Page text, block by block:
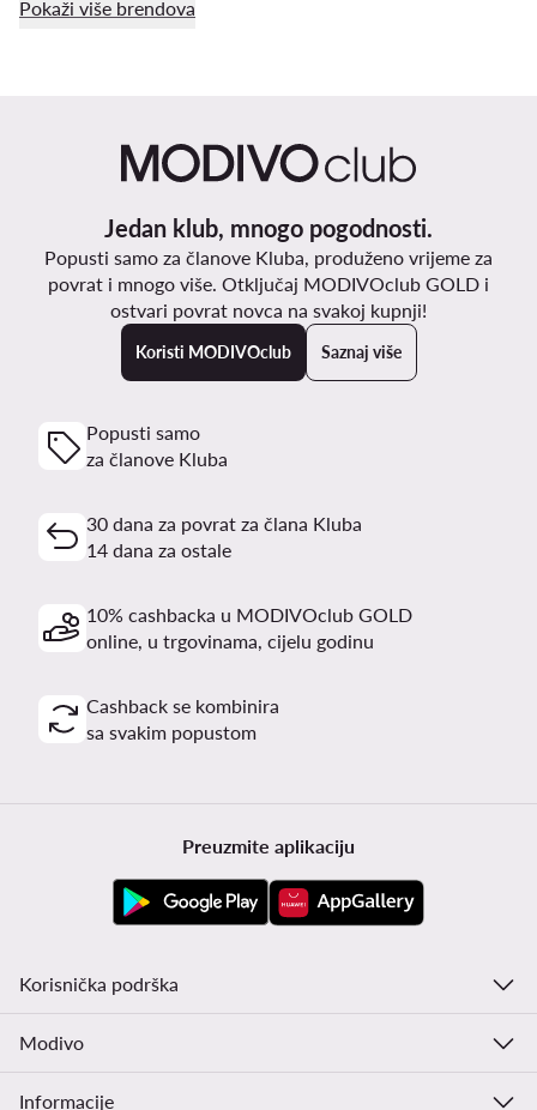
Pokaži više brendova
Jedan klub, mnogo pogodnosti.
Popusti samo za članove Kluba, produženo vrijeme za
povrat i mnogo više. Otključaj MODIVOclub GOLD i
ostvari povrat novca na svakoj kupnji!
Koristi MODIVOclub Saznaj više
Popusti samo
za članove Kluba
30 dana za povrat za člana Kluba
14 dana za ostale
10% cashbacka u MODIVOclub GOLD
online, u trgovinama, cijelu godinu
Cashback se kombinira
sa svakim popustom
Preuzmite aplikaciju
Korisnička podrška
Modivo
Informacije